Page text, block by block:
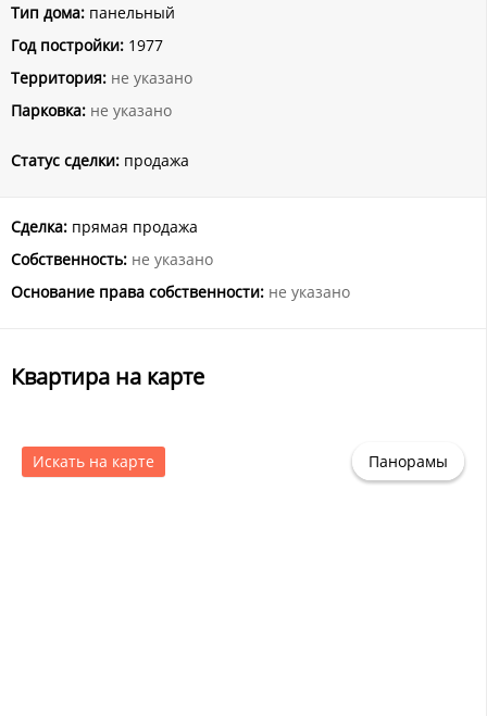
Тип дома: панельный
Год постройки: 1977
Территория: не указано
Парковка: не указано
Статус сделки: продажа
Сделка: прямая продажа
Собственность: не указано
Основание права собственности: не указано
Квартира на карте
Искать на карте Панорамы